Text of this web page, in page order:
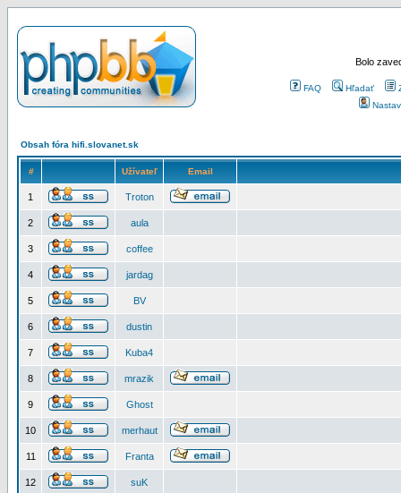
Bolo
FAQ Hľadať
Obsah fóra hifi.slovanet.sk
# Užívateľ Email
1 Troton
2 aula
3 coffee
4 jardag
5 BV
6 dustin
7 Kuba4
8 mrazik
9 Ghost
10 merhaut
11 Franta
12 suK